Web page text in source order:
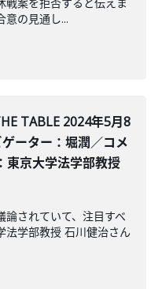
意の見通し...
TABLE 2024年5月8
ーター：堀潤／コメ
東京大学法学部教授
論されていて、注目すべ
法学部教授 石川健治さん